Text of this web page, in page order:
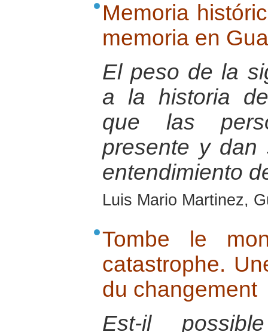
Memoria
memoria en
El peso de la
a la historia
que las
presente y
entendimiento
Luis Mario Martinez,
Tombe le
catastrophe.
du changement
Est-il